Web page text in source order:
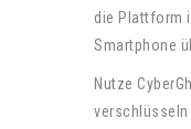
die Plattform
Smartphone
Nutze
verschlüsseln